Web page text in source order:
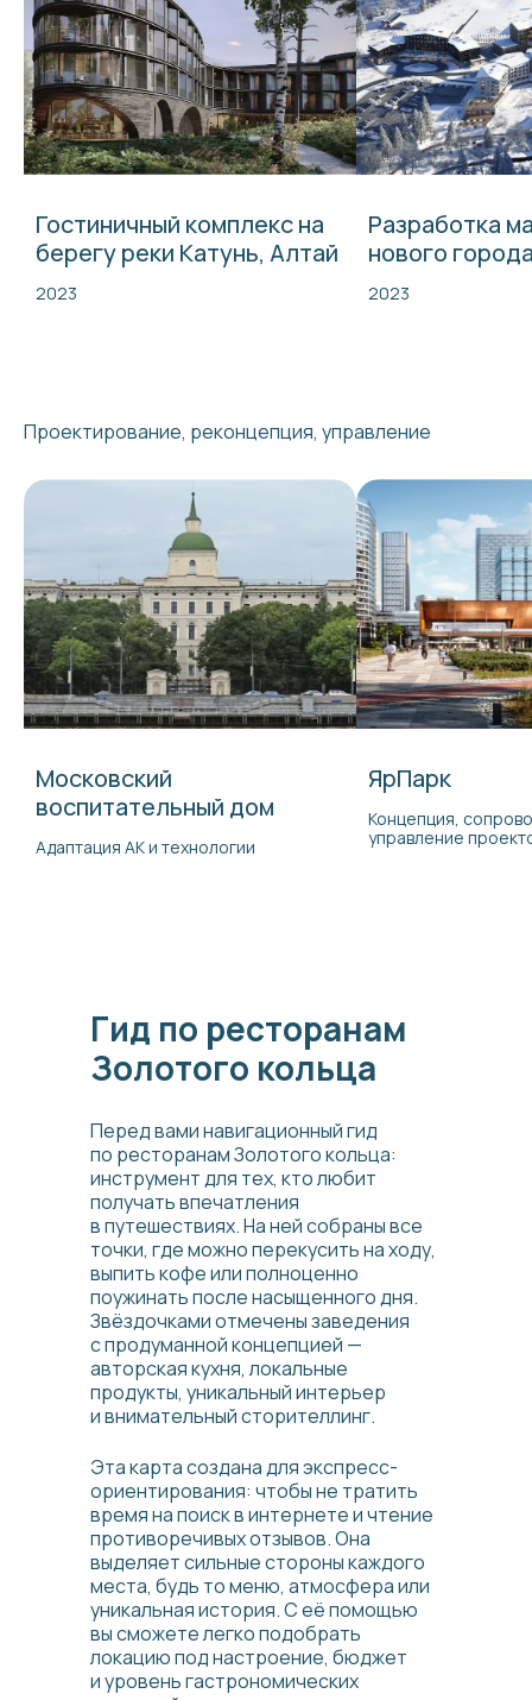
Гостиничный комплекс на
берегу реки Катунь, Алтай
2023
Разработка
нового
2023
Проектирование, реконцепция, управление
Московский
воспитательный дом
Адаптация АК и технологии
ЯрПарк
Концепция,
управление
Гид по ресторанам
Золотого кольца
Перед вами навигационный гид
по ресторанам Золотого кольца:
инструмент для тех, кто любит
получать впечатления
в путешествиях. На ней собраны все
точки, где можно перекусить на ходу,
выпить кофе или полноценно
поужинать после насыщенного дня.
Звёздочками отмечены заведения
с продуманной концепцией —
авторская кухня, локальные
продукты, уникальный интерьер
и внимательный сторителлинг.
Эта карта создана для экспресс-
ориентирования: чтобы не тратить
время на поиск в интернете и чтение
противоречивых отзывов. Она
выделяет сильные стороны каждого
места, будь то меню, атмосфера или
уникальная история. С её помощью
вы сможете легко подобрать
локацию под настроение, бюджет
и уровень гастрономических